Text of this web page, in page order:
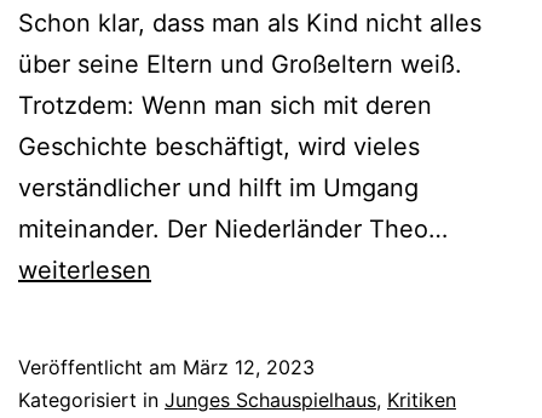
Schon klar, dass man als Kind nicht alles
über seine Eltern und Großeltern weiß.
Trotzdem: Wenn man sich mit deren
Geschichte beschäftigt, wird vieles
verständlicher und hilft im Umgang
miteinander. Der Niederländer Theo…
das
weiterlesen
Veröffentlicht am März 12, 2023
Kategorisiert in Junges Schauspielhaus, Kritiken